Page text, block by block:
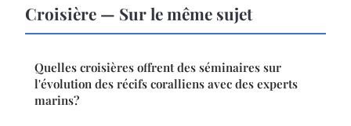
Croisière — Sur le même sujet
Quelles croisières offrent des séminaires sur
l'évolution des récifs coralliens avec des experts
marins?